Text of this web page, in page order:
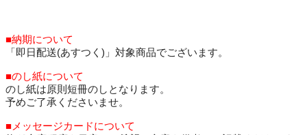
■納期について
「即日配送(あすつく)」対象商品でございます。
■のし紙について
のし紙は原則短冊のしとなります。
予めご了承くださいませ。
■メッセージカードについて